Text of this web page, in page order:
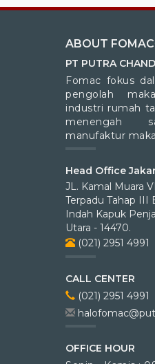
ABOUT FOMAC
PT PUTRA
Fomac fokus
pengolah
industri rumah
menengah
manufaktur
Head Office
JL. Kamal Muara
Terpadu Tahap III
Indah Kapuk
Utara - 14470.
(021) 2951 4991
CALL CENTER
(021) 2951 4991
OFFICE HOUR